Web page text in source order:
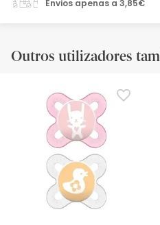
Envios apenas a 3,85€
Outros utilizadores